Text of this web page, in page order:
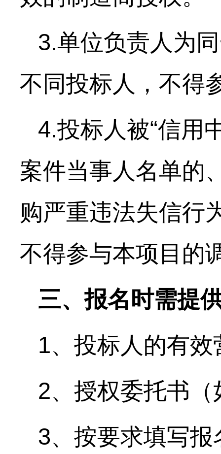
3.单位负责人为
不同投标人，不得
4.投标人被“信用
案件当事人名单的
购严重违法失信行
不得参与本项目的
三、报名时需提
1、投标人的有
2、授权委托书
3、按要求填写